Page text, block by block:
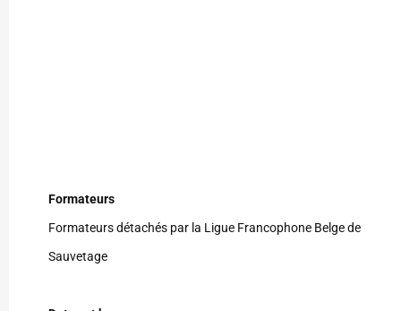
Formateurs
Formateurs détachés par la Ligue Francophone Belge de
Sauvetage